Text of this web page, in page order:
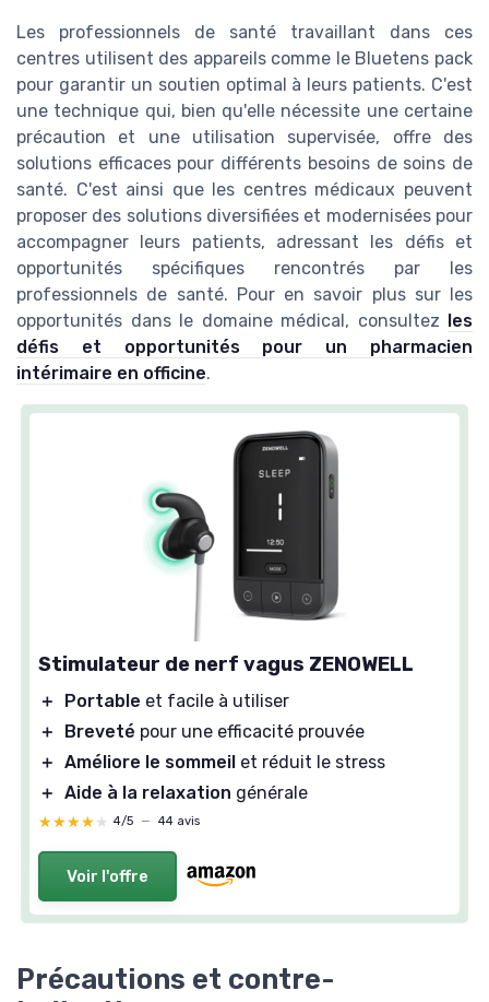
Les professionnels de santé travaillant dans ces
centres utilisent des appareils comme le Bluetens pack
pour garantir un soutien optimal à leurs patients. C'est
une technique qui, bien qu'elle nécessite une certaine
précaution et une utilisation supervisée, offre des
solutions efficaces pour différents besoins de soins de
santé. C'est ainsi que les centres médicaux peuvent
proposer des solutions diversifiées et modernisées pour
accompagner leurs patients, adressant les défis et
opportunités spécifiques rencontrés par les
professionnels de santé. Pour en savoir plus sur les
opportunités dans le domaine médical, consultez
les
défis et opportunités pour un pharmacien
intérimaire en officine.
Stimulateur de nerf vagus ZENOWELL
＋ Portable et facile à utiliser
＋
Breveté pour une efficacité prouvée
＋ Améliore le sommeil et réduit le stress
＋ Aide à la relaxation générale
★★★★★
★★★★★ 4/5 — 44 avis
Voir l'offre
Précautions et contre-